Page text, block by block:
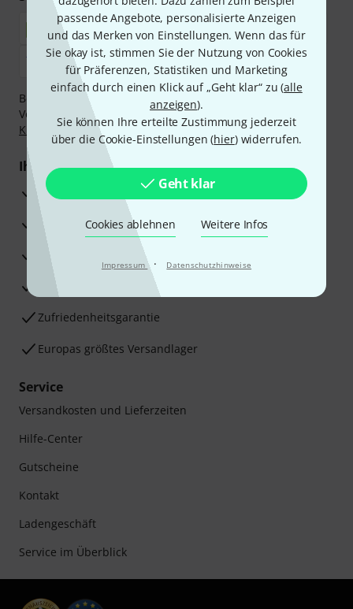
passende Angebote, personalisierte Anzeigen
und das Merken von Einstellungen. Wenn das für
Sie okay ist, stimmen Sie der Nutzung von Cookies
für Präferenzen, Statistiken und Marketing
einfach durch einen Klick auf „Geht klar“ zu (alle
anzeigen).
Sie können Ihre erteilte Zustimmung jederzeit
über die Cookie-Einstellungen (hier) widerrufen.
Geht klar
Cookies ablehnen Weitere Infos
Impressum · Datenschutzhinweise
Bezahlen Sie vertraulich und sicher per Nachnahme,
Vorkasse, PayPal, Amazon Pay,Klarna Sofort bezahlen
Klarna Ratenzahlungoder Kreditkarte.
Ihre Vorteile
3 Jahre Thomann Garantie
30 Tage Money-Back-Garantie
Beratung durch Fachexperten
Zufriedenheitsgarantie
Europas größtes Versandlager
Service
Versandkosten und Lieferzeiten
Hilfe-Center
Gutscheine
Kontakt
Ladengeschäft
Service im Überblick